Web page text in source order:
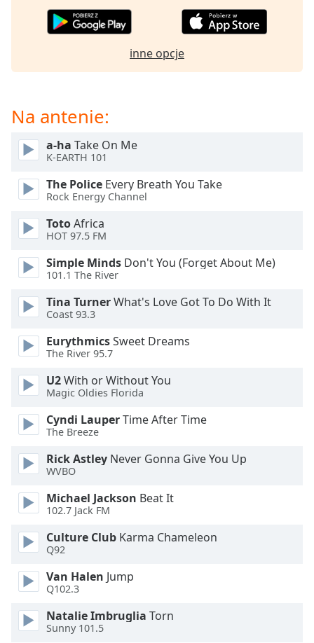
and
close
window.
Color
Background
Color
Opacity
Caption
Area
Background
Edge
Style
inne opcje
Na antenie:
a-ha Take On Me
K-EARTH 101
The Police Every Breath You Take
Rock Energy Channel
TotoAfrica
HOT 97.5 FM
Simple Minds Don't You (Forget About Me)
101.1 The River
Tina TurnerWhat's Love Got To Do With It
Coast 93.3
EurythmicsSweet Dreams
The River 95.7
U2With or Without You
Magic Oldies Florida
Cyndi LauperTime After Time
The Breeze
Rick Astley Never Gonna Give You Up
WVBO
Michael Jackson Beat It
102.7 Jack FM
Culture Club Karma Chameleon
Q92
Van Halen Jump
Q102.3
Natalie Imbruglia Torn
Sunny 101.5